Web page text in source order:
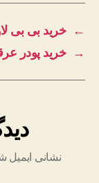
←
خرید بی بی
→
خرید پودر
نشانی ایمیل